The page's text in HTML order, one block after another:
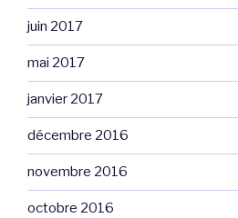
juin 2017
mai 2017
janvier 2017
décembre 2016
novembre 2016
octobre 2016